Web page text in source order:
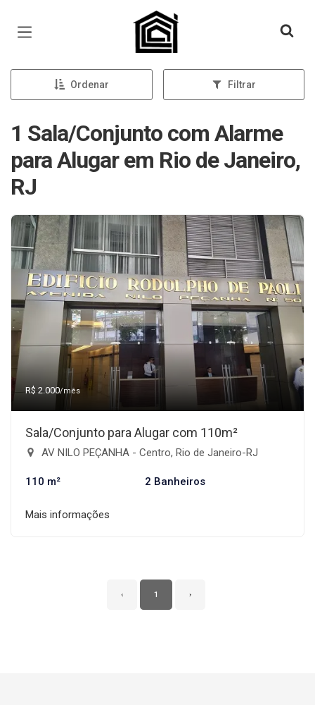
Página inicial
Ordenar Filtrar
1 Sala/Conjunto com Alarme
para Alugar em Rio de Janeiro,
RJ
R$ 2.000/mês
Sala/Conjunto para Alugar com 110m²
AV NILO PEÇANHA - Centro, Rio de Janeiro-RJ
110 m² 2 Banheiros
Mais informações
‹ 1 ›